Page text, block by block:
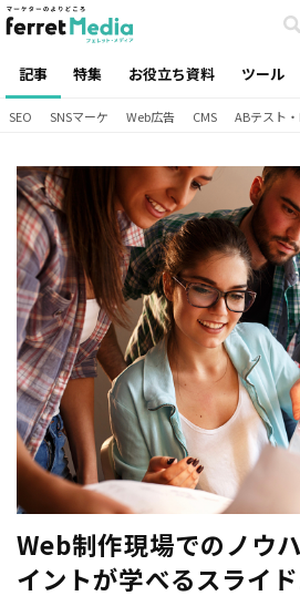
記事 特集 お役立ち資料 ツール
SEO SNSマーケ Web広告 CMS ABテスト
Web制作現場でのノウ
イントが学べるスライ